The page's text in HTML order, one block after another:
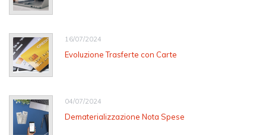
16/07/2024
Evoluzione Trasferte con Carte
04/07/2024
Dematerializzazione Nota Spese